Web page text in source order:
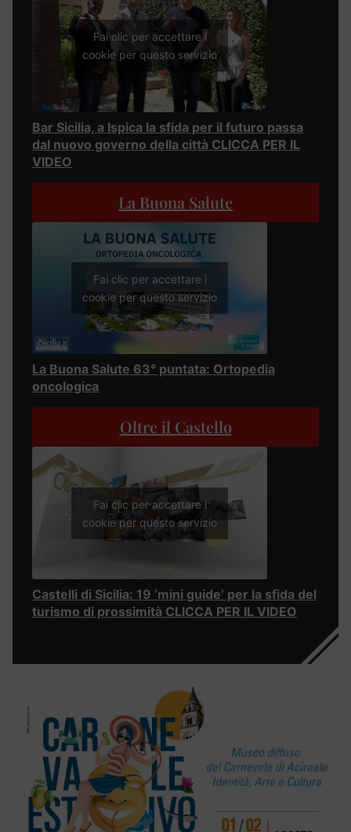
Fai clic per accettare i
cookie per questo servizio
Bar Sicilia, a Ispica la sfida per il futuro passa
dal nuovo governo della città CLICCA PER IL
VIDEO
La Buona Salute
Fai clic per accettare i
cookie per questo servizio
La Buona Salute 63° puntata: Ortopedia
oncologica
Oltre il Castello
Fai clic per accettare i
cookie per questo servizio
Castelli di Sicilia: 19 ‘mini guide’ per la sfida del
turismo di prossimità CLICCA PER IL VIDEO